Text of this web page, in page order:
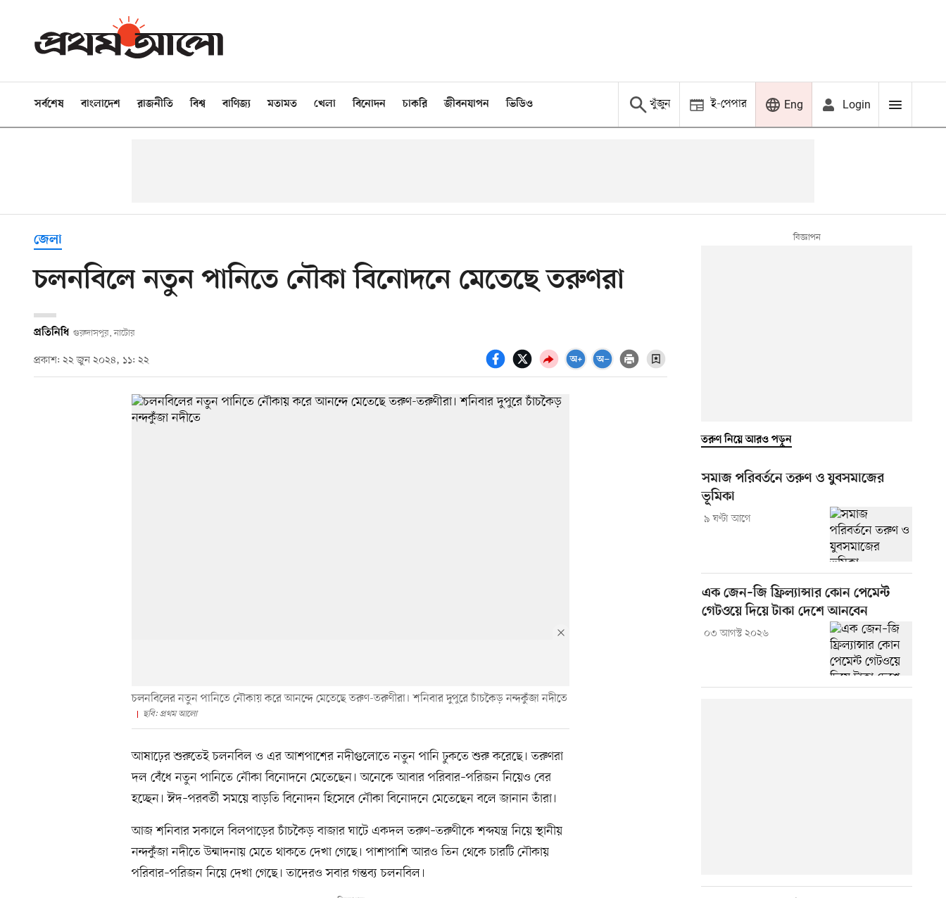
সর্বশেষ বাংলাদেশ রাজনীতি বিশ্ব বাণিজ্য মতামত খেলা বিনোদন চাকরি জীবনযাপন ভিডিও খুঁজুন ই-পেপার Eng Login
জেলা
চলনবিলে নতুন পানিতে নৌকা বিনোদনে মেতেছে তরুণরা
প্রতিনিধি গুরুদাসপুর, নাটোর
প্রকাশ: ২২ জুন ২০২৪, ১১: ২২
চলনবিলের নতুন পানিতে নৌকায় করে আনন্দে মেতেছে তরুণ-তরুণীরা। শনিবার দুপুরে চাঁচকৈড় নন্দকুঁজা নদীতে
ছবি: প্রথম আলো
আষাঢ়ের শুরুতেই চলনবিল ও এর আশপাশের নদীগুলোতে নতুন পানি ঢুকতে শুরু করেছে। তরুণরা
দল বেঁধে নতুন পানিতে নৌকা বিনোদনে মেতেছেন। অনেকে আবার পরিবার–পরিজন নিয়েও বের
হচ্ছেন। ঈদ–পরবর্তী সময়ে বাড়তি বিনোদন হিসেবে নৌকা বিনোদনে মেতেছেন বলে জানান তাঁরা।
আজ শনিবার সকালে বিলপাড়ের চাঁচকৈড় বাজার ঘাটে একদল তরুণ–তরুণীকে শব্দযন্ত্র নিয়ে স্থানীয়
নন্দকুঁজা নদীতে উন্মাদনায় মেতে থাকতে দেখা গেছে। পাশাপাশি আরও তিন থেকে চারটি নৌকায়
পরিবার–পরিজন নিয়ে দেখা গেছে। তাদেরও সবার গন্তব্য চলনবিল।
তরুণ নিয়ে আরও পড়ুন
সমাজ পরিবর্তনে তরুণ ও যুবসমাজের
ভূমিকা
৯ ঘণ্টা আগে
এক জেন–জি ফ্রিল্যান্সার কোন পেমেন্ট
গেটওয়ে দিয়ে টাকা দেশে আনবেন
০৩ আগস্ট ২০২৬